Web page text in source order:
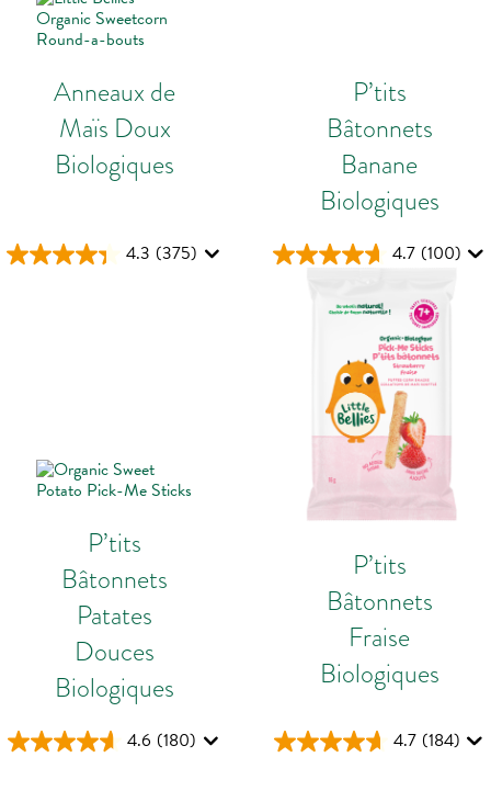
Anneaux de
Maïs Doux
Biologiques
4.3 (375)
P’tits
Bâtonnets
Banane
Biologiques
4.7 (100)
P’tits
Bâtonnets
Patates
Douces
Biologiques
4.6 (180)
P’tits
Bâtonnets
Fraise
Biologiques
4.7 (184)